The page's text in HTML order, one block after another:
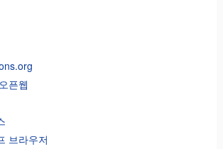
픈웹
브라우저